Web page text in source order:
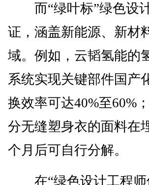
而“绿叶标”绿色设
证，涵盖新能源、新材
域。例如，云韬氢能的
系统实现关键部件国产
换效率可达40%至60%
分无缝塑身衣的面料在
个月后可自行分解。
在“绿色设计工程师